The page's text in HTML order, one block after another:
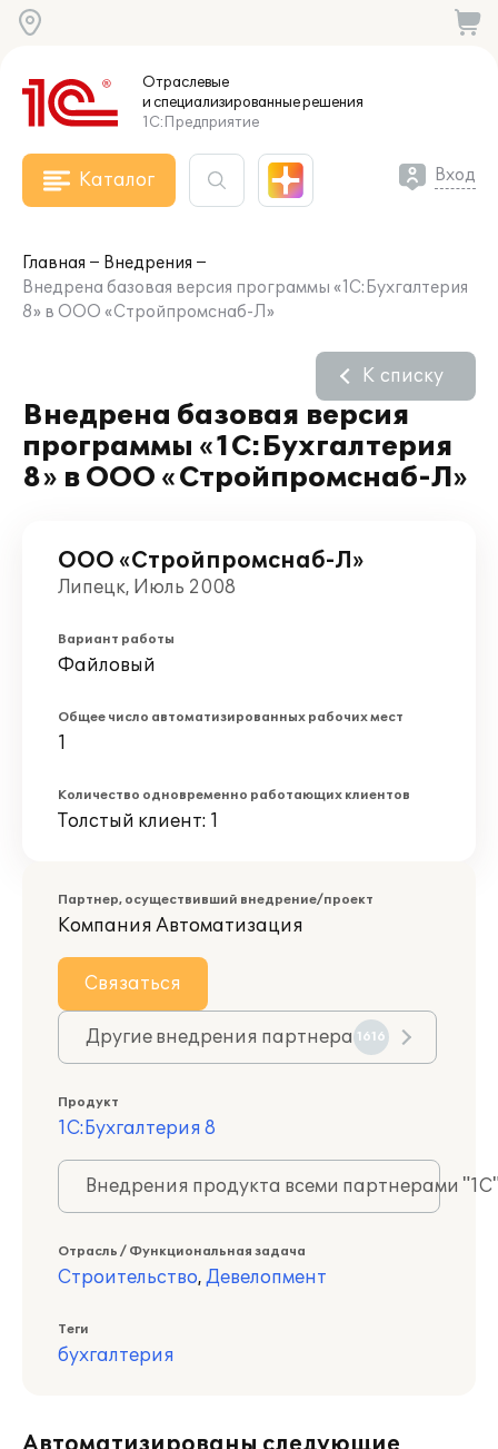
Отраслевые
и специализированныерешения
1С:Предприятие
Каталог Вход
Главная
Внедрения
Внедрена базовая версия программы «1С:Бухгалтерия
8» в ООО «Стройпромснаб-Л»
Внедрена базовая версия
программы «1С:Бухгалтерия
8» в ООО «Стройпромснаб-Л»
К списку
ООО «Стройпромснаб-Л»
Липецк, Июль 2008
Вариант работы
Файловый
Общее число автоматизированных рабочих мест
1
Количество одновременно работающих клиентов
Толстый клиент: 1
Партнер, осуществивший внедрение/проект
Компания Автоматизация
Связаться
Другие внедрения партнера 1616
Продукт
1С:Бухгалтерия 8
Внедрения продукта всеми партнерами
Отрасль / Функциональная задача
Строительство, Девелопмент
Теги
бухгалтерия